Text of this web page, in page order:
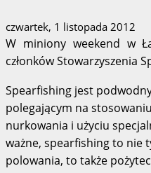
czwartek, 1 listopada 2012
W miniony weekend w
członków Stowarzyszenia
Spearfishing jest
polegającym na
nurkowania i użyciu
ważne, spearfishing to nie
polowania, to także